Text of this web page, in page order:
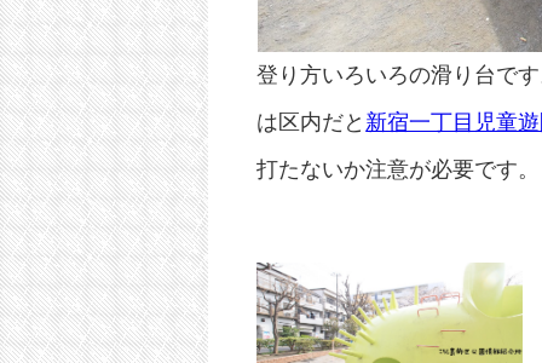
登り方いろいろの滑り台で
は区内だと 新宿一丁目児童
打たないか注意が必要です。